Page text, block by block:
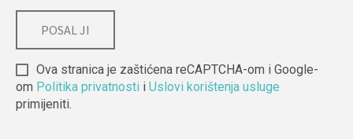
Ova stranica je zaštićena reCAPTCHA-om i Google-
om Politika privatnosti i Uslovi korištenja usluge
primijeniti.